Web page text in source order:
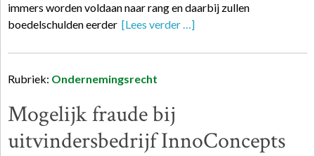
immers worden voldaan naar rang en daarbij zullen
boedelschulden eerder [Lees verder …]
Rubriek: Ondernemingsrecht
Mogelijk fraude bij
uitvindersbedrijf InnoConcepts